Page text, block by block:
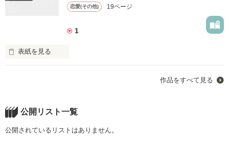
深夜のコンビニにくるやつは、
たいていどこかしらに闇をひっ捕まえてくる
本当のまがいものはいつだってそっちだ
恋愛(その他) 19ページ
1
表紙を見る
ひきこもり(17歳女)
作品をすべて見る
公開リスト一覧
公開されているリストはありません。